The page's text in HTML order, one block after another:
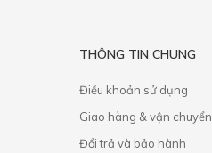
THÔNG TIN CHUNG
Điều khoản sử dụng
Giao hàng & vận chuyển
​Đổi trả và bảo hành